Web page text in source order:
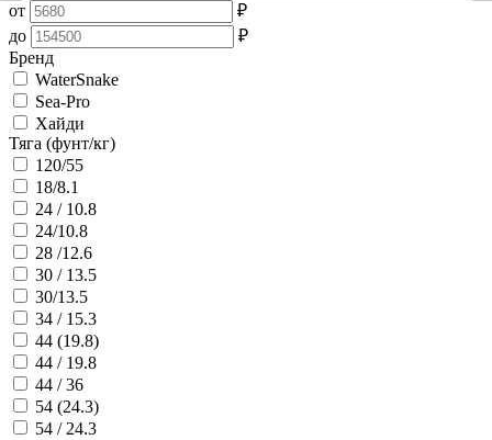
от
₽
до
₽
Бренд
WaterSnake
Sea-Pro
Хайди
Тяга (фунт/кг)
120/55
18/8.1
24 / 10.8
24/10.8
28 /12.6
30 / 13.5
30/13.5
34 / 15.3
44 (19.8)
44 / 19.8
44 / 36
54 (24.3)
54 / 24.3